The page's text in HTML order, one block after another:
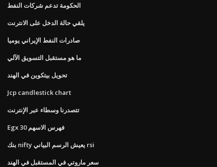
الحكومة تدعم شركات النفط
يلقي حالة الدخل على الانترنت
صادرات النفط الإيراني يوميا
ما هو مستقبل التسويق الآلي
تحويل بيتكوين في الهند
Jcp candlestick chart
تتصدرنا وسطاء عبر الإنترنت
Egx 30 فهرس الاسهم
بنك nifty يعيش الرسم البياني rsi
سعر ماروتي في المستقبل في الهند